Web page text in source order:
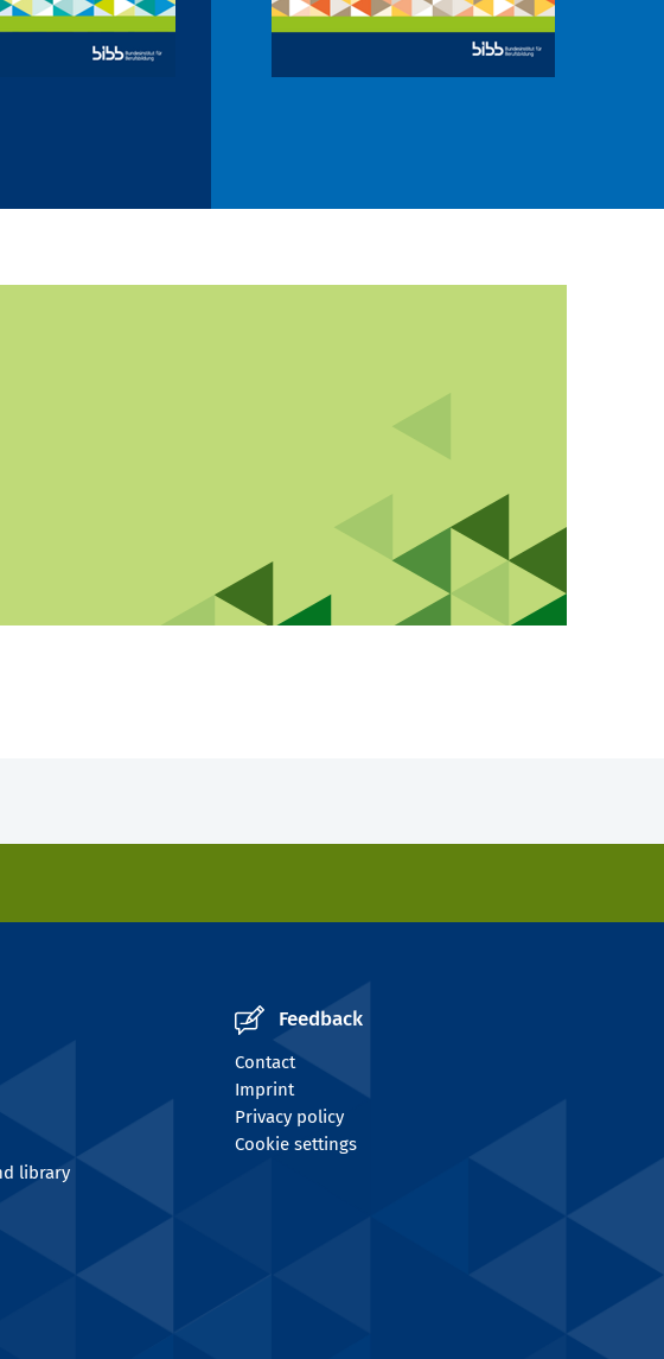
library
Feedback
Contact
Imprint
Privacy policy
Cookie settings